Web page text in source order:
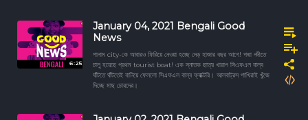
6:25
January 04, 2021 Bengali Good
News
পানাম city-কে আবারও ফিরিয়ে নেওয়া হচ্ছে দেড় হাজার বছর আগে! পদ্মা নদীতে
চালু হয়েছে প্রথম tourist boat! এক স্নাতক ছাত্র খারাপ সিএফএল বাল্ব
ঘাঁটতে ঘাঁটতেই বানিয়ে ফেললো সিএফএল বাল্ব ফ্যাক্টরি। আলবাট্রস পাখিরাই খুঁজে
দিচ্ছে মাছ চোরদের।